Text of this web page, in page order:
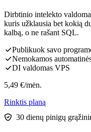
Dirbtinio intelekto
kuris užklausia bet kokią
kalbą, o ne rašant SQL.
Publikuok savo
Nemokamos
DI valdomas VPS
5,49 €/mėn.
Rinktis planą
30 dienų pinigų